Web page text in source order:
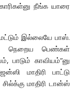
நீங்க யாரை
இல்லையே பாஸ்.
நெறைய பெண்கள்
பாடும் காவியம்”னு
மாதிரி பாட்டு
மாதிரி டான்ஸ்